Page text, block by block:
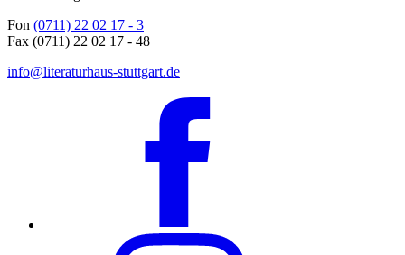
Fon (0711) 22 02 17 - 3
Fax (0711) 22 02 17 - 48
info@literaturhaus-stuttgart.de